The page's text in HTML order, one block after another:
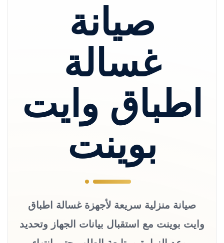
صيانة
غسالة
اطباق وايت
بوينت
صيانة منزلية سريعة لأجهزة غسالة اطباق
وايت بوينت مع استقبال بيانات الجهاز وتحديد